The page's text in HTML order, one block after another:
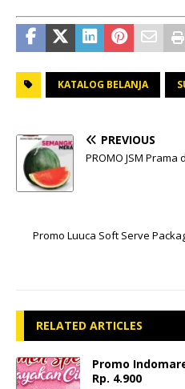
KATALOG BELANJA
PREVIOUS
PROMO JSM Prama
Promo Luuca Soft Serve
RELATED ARTICLES
Promo
Rp. 4.900